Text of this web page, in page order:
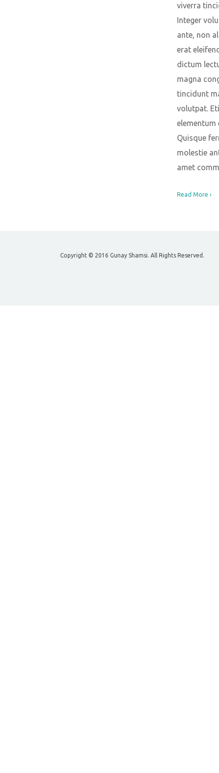
viverra
Integer
ante, non
erat
dictum
magna
tincidunt
volutpat.
elementum
Quisque
molestie
amet
Read More ›
Copyright © 2016 Gunay Shamsi. All Rights Reserved.